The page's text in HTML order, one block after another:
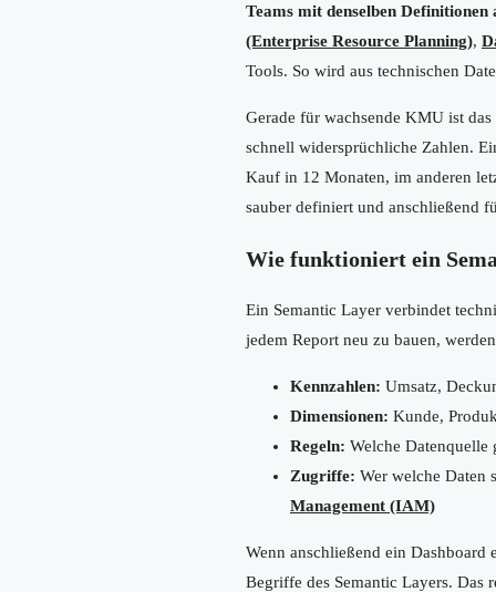
Teams mit denselben Definitionen
(Enterprise Resource Planning),
Tools. So wird aus technischen
Gerade für wachsende KMU ist
schnell widersprüchliche Zahlen.
Kauf in 12 Monaten, im anderen
sauber definiert und anschließend
Wie funktioniert ein
Ein Semantic Layer verbindet
jedem Report neu zu bauen,
Kennzahlen: Umsatz,
Dimensionen: Kunde,
Regeln: Welche Datenquelle
Zugriffe: Wer welche Daten
Management (IAM)
Wenn anschließend ein
Begriffe des Semantic Layers. Das